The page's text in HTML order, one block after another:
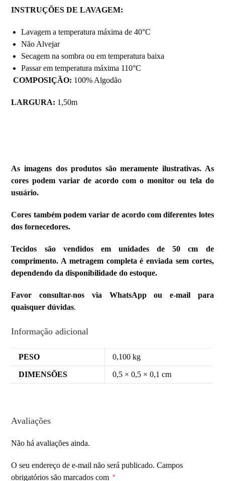
INSTRUÇÕES DE LAVAGEM:
Lavagem a temperatura máxima de 40°C
Não Alvejar
Secagem na sombra ou em temperatura baixa
Passar em temperatura máxima 110°C
COMPOSIÇÃO: 100% Algodão
LARGURA: 1,50m
As imagens dos produtos são meramente ilustrativas. As
cores podem variar de acordo com o monitor ou tela do
usuário.
Cores também podem variar de acordo com diferentes lotes
dos fornecedores.
Tecidos são vendidos em unidades de 50 cm de
comprimento. A metragem completa é enviada sem cortes,
dependendo da disponibilidade do estoque.
Favor consultar-nos via WhatsApp ou e-mail para
quaisquer dúvidas.
Informação adicional
PESO 0,100 kg
DIMENSÕES 0,5 × 0,5 × 0,1 cm
Avaliações
Não há avaliações ainda.
O seu endereço de e-mail não será publicado. Campos
obrigatórios são marcados com
*